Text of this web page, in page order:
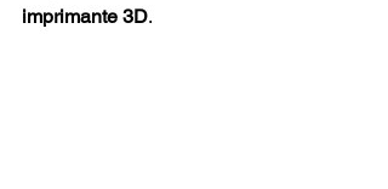
imprimante 3D.